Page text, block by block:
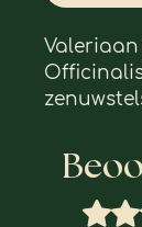
Valeriaan
angsten,